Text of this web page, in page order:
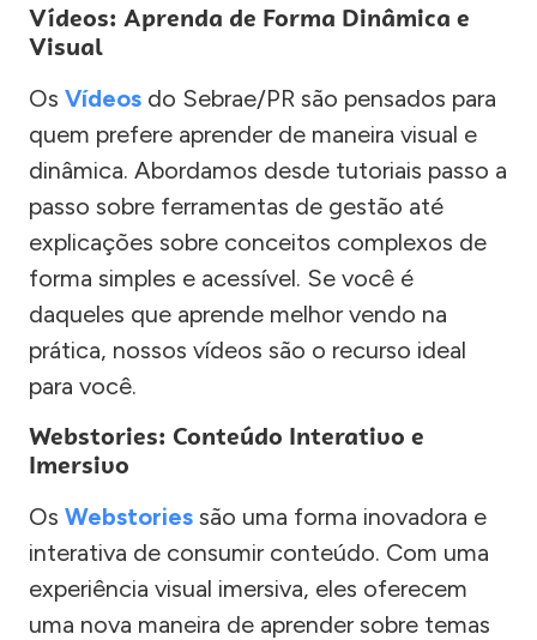
Vídeos: Aprenda de Forma Dinâmica e
Visual
Os Vídeos do Sebrae/PR são pensados para
quem prefere aprender de maneira visual e
dinâmica. Abordamos desde tutoriais passo a
passo sobre ferramentas de gestão até
explicações sobre conceitos complexos de
forma simples e acessível. Se você é
daqueles que aprende melhor vendo na
prática, nossos vídeos são o recurso ideal
para você.
Webstories: Conteúdo Interativo e
Imersivo
Os Webstories são uma forma inovadora e
interativa de consumir conteúdo. Com uma
experiência visual imersiva, eles oferecem
uma nova maneira de aprender sobre temas